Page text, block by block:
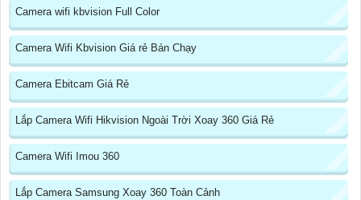
Camera wifi kbvision Full Color
Camera Wifi Kbvision Giá rẻ Bán Chạy
Camera Ebitcam Giá Rẻ
Lắp Camera Wifi Hikvision Ngoài Trời Xoay 360 Giá Rẻ
Camera Wifi Imou 360
Lắp Camera Samsung Xoay 360 Toàn Cảnh